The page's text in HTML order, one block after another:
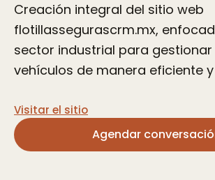
Creación integral del sitio web
flotillassegurascrm.mx,
sector industrial para
vehículos de manera eficiente
Visitar el sitio
Agendar